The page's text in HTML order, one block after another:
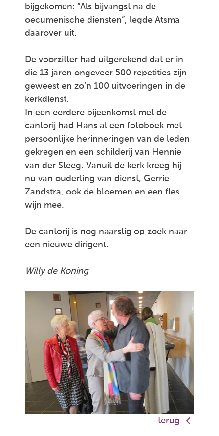
bijgekomen: “Als bijvangst na de
oecumenische diensten”, legde Atsma
daarover uit.
De voorzitter had uitgerekend dat er in
die 13 jaren ongeveer 500 repetities zijn
geweest en zo’n 100 uitvoeringen in de
kerkdienst.
In een eerdere bijeenkomst met de
cantorij had Hans al een fotoboek met
persoonlijke herinneringen van de leden
gekregen en een schilderij van Hennie
van der Steeg. Vanuit de kerk kreeg hij
nu van ouderling van dienst, Gerrie
Zandstra, ook de bloemen en een fles
wijn mee.
De cantorij is nog naarstig op zoek naar
een nieuwe dirigent.
Willy de Koning
terug